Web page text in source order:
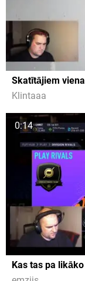
Skatītājiem
Klintaaa
0:14
Kas tas pa